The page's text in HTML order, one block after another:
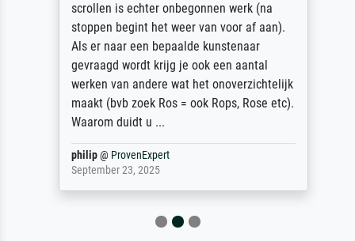
scrollen is echter onbegonnen werk (na
stoppen begint het weer van voor af aan).
Als er naar een bepaalde kunstenaar
gevraagd wordt krijg je ook een aantal
werken van andere wat het onoverzichtelijk
maakt (bvb zoek Ros = ook Rops, Rose etc).
Waarom duidt u ...
philip@ProvenExpert
September 23, 2025